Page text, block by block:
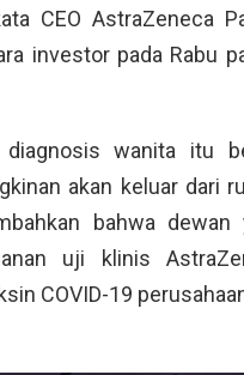
CEO AstraZeneca
investor pada Rabu
wanita itu
akan keluar dari
bahwa dewan
uji klinis
COVID-19